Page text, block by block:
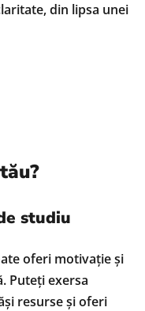
din lipsa unei
tău?
studiu
oferi motivație și
Puteți exersa
resurse și oferi